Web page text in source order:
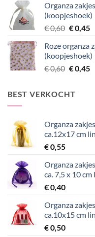
was:
€ 0,60.
is:
€
Organza
(koopjeshoek)
€0,60
was:
€ 0,60.
€0,45
€
Roze organza
(koopjeshoek)
€0,60
€ 0,60.
€0,45
BEST VERKOCHT
Organza
ca.12x17 cm
€0,55
Organza
ca. 7,5 x 10
€0,40
Organza
ca.10x15 cm
€0,50